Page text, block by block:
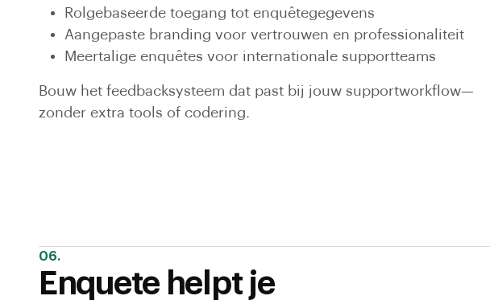
Rolgebaseerde toegang tot enquêtegegevens
Aangepaste branding voor vertrouwen en professionaliteit
Meertalige enquêtes voor internationale supportteams
Bouw het feedbacksysteem dat past bij jouw supportworkflow—
zonder extra tools of codering.
06.
Enquete helpt je